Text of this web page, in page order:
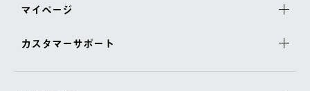
マイページ
カスタマーサポート